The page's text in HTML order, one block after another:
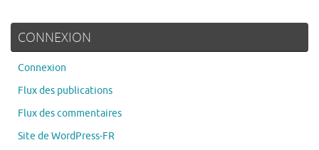
CONNEXION
Connexion
Flux des publications
Flux des commentaires
Site de WordPress-FR